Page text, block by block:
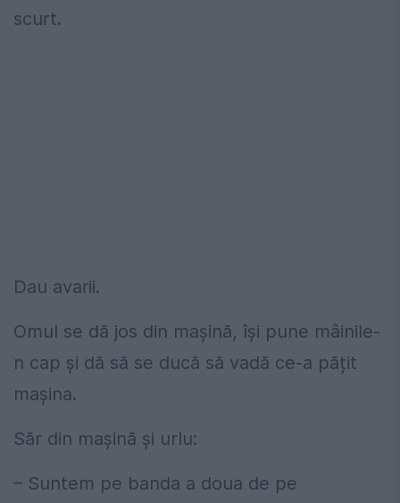
scurt.
Dau avarii.
Omul se dă jos din mașină, își pune mâinile-
n cap și dă să se ducă să vadă ce-a pățit
mașina.
Săr din mașină și urlu:
– Suntem pe banda a doua de pe